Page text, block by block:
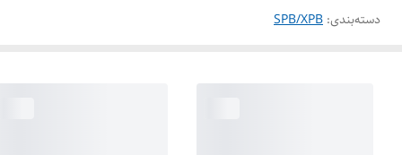
دسته‌بندی:
SPB/XPB